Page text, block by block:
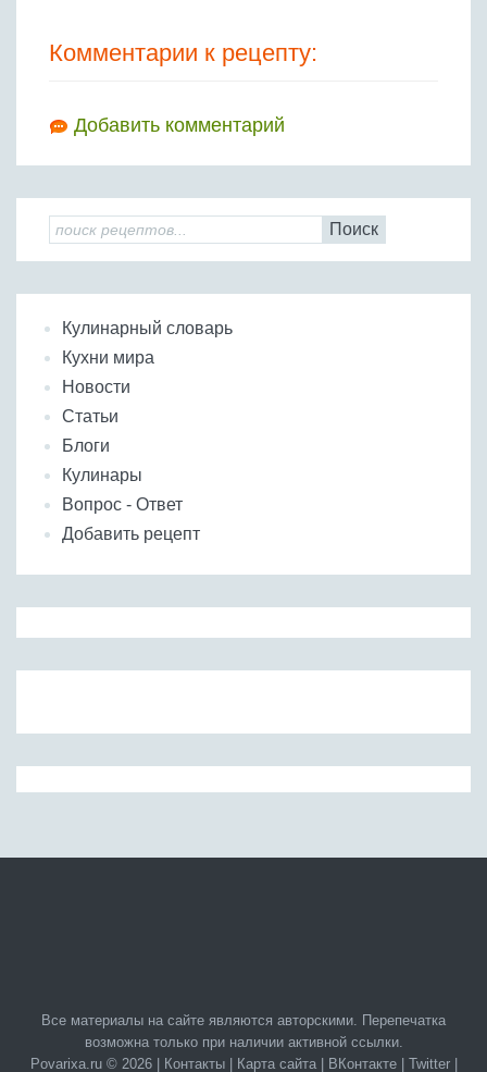
Комментарии к рецепту:
Добавить комментарий
Поиск
Кулинарный словарь
Кухни мира
Новости
Статьи
Блоги
Кулинары
Вопрос - Ответ
Добавить рецепт
Все материалы на сайте являются авторскими. Перепечатка
возможна только при наличии активной ссылки.
Povarixa.ru © 2026 |
Контакты| Карта сайта| ВКонтакте| Twitter|